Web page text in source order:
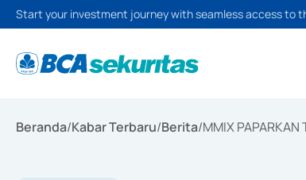
Start your investment journey with seamless access to
Beranda/Kabar Terbaru/Berita/MMIX